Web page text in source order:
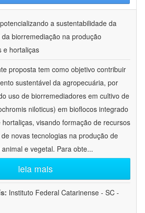
potencializando a sustentabilidade da
biorremediação na produção
e hortaliças
proposta tem como objetivo contribuir
sustentável da agropecuária, por
uso de biorremediadores em cultivo de
niloticus) em bioflocos integrado
visando formação de recursos
novas tecnologias na produção de
e vegetal. Para obte...
leia mais
Instituto Federal Catarinense - SC -